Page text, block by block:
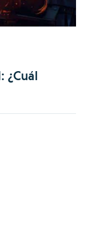
¿Cuál